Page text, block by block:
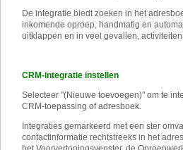
De integratie biedt zoeken in het
inkomende oproep, handmatig en
uitklappen en in veel gevallen,
CRM-integratie instellen
Selecteer "(Nieuwe toevoegen)" om te
CRM-toepassing of adresboek.
Integraties gemarkeerd met een ster
contactinformatie rechtstreeks in het